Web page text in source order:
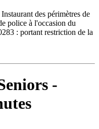
des périmètres de
police à l'occasion du
: portant restriction de la
-